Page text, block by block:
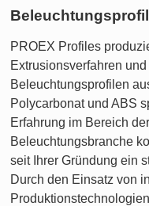
PROEX Profiles
Extrusionsverfahren
Beleuchtungsprofilen
Polycarbonat und ABS
Erfahrung im Bereich
Beleuchtungsbranche
seit Ihrer Gründung ein
Durch den Einsatz von